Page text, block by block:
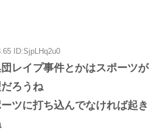
ID:SjpLHq2u0
レイプ事件とかはスポーツが
ろうね
ツに打ち込んでなければ起き